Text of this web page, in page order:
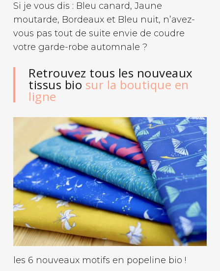
Si je vous dis : Bleu canard, Jaune
moutarde, Bordeaux et Bleu nuit, n’avez-
vous pas tout de suite envie de coudre
votre garde-robe automnale ?
Retrouvez tous les nouveaux
tissus bio sur la boutique en
ligne
les 6 nouveaux motifs en popeline bio !